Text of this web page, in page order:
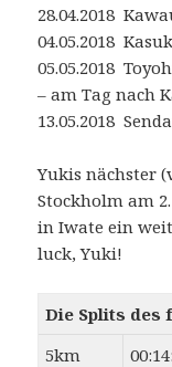
28.04.2018
04.05.2018
05.05.2018
– am Tag nach
13.05.2018
Yukis nächster
Stockholm am
in Iwate ein
luck, Yuki!
Die Splits des
5km